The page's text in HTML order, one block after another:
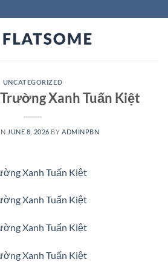
UNCATEGORIZED
Xanh Tuấn Kiệt
JUNE 8, 2026 BY ADMINPBN
Xanh Tuấn Kiệt
Xanh Tuấn Kiệt
Xanh Tuấn Kiệt
Xanh Tuấn Kiệt